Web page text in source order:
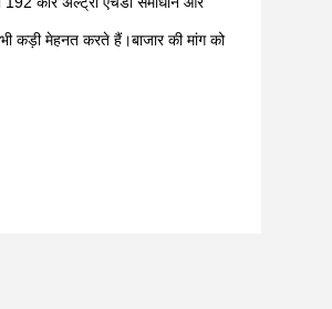
कड़ी मेहनत करते हैं।बाजार की मांग को